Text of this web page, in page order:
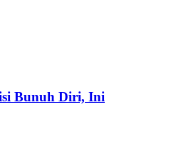
Bunuh Diri, Ini